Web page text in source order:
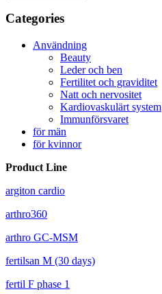
Categories
Användning
Beauty
Leder och ben
Fertilitet och graviditet
Natt och nervositet
Kardiovaskulärt system
Immunförsvaret
för män
för kvinnor
Product Line
argiton cardio
arthro360
arthro GC-MSM
fertilsan M (30 days)
fertil F phase 1